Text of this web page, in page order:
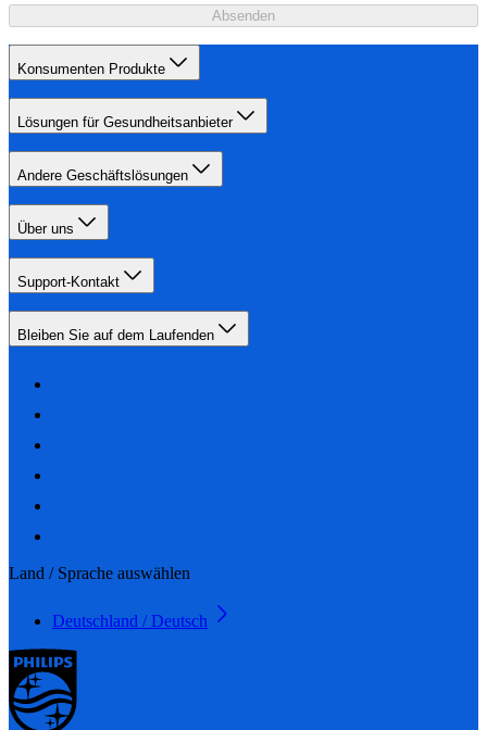
Absenden
Konsumenten Produkte
Lösungen für Gesundheitsanbieter
Andere Geschäftslösungen
Über uns
Support-Kontakt
Bleiben Sie auf dem Laufenden
Land / Sprache auswählen
Deutschland / Deutsch